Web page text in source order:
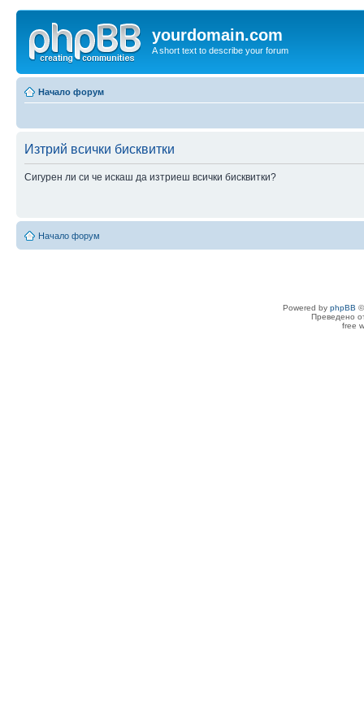
yourdomain.com
A short text to describe your forum
Начало форум
Изтрий всички бисквитки
Сигурен ли си че искаш да изтриеш всички бисквитки?
Начало форум
Powered by phpBB
Преведено
free